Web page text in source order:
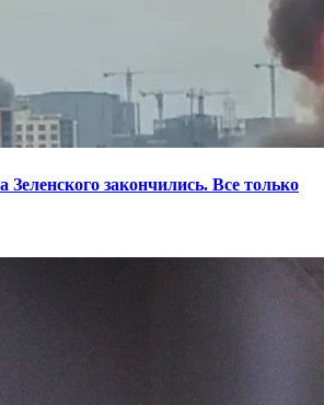
Зеленского закончились. Все только